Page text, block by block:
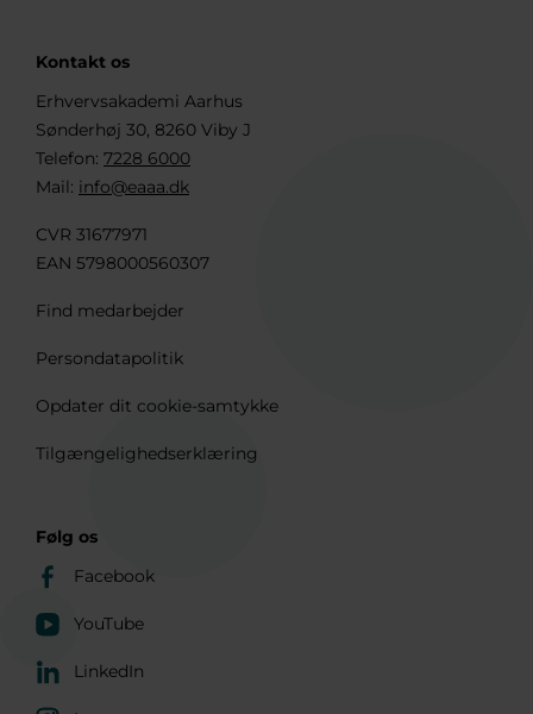
Kontakt os
Erhvervsakademi Aarhus
Sønderhøj 30, 8260 Viby J
Telefon: 7228 6000
Mail: info@eaaa.dk
CVR 31677971
EAN 5798000560307
Find medarbejder
Persondatapolitik
Opdater dit cookie-samtykke
Tilgængelighedserklæring
Følg os
Facebook
YouTube
LinkedIn